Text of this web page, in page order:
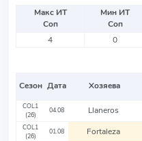
Макс ИТ
Соп
Мин ИТ
Соп
4
0
Сезон Дата Хозяева
COL1
(26)
04.08 Llaneros
COL1
(26)
01.08 Fortaleza